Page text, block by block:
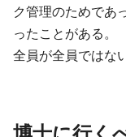
ク管理のためであ
ったことがある。
全員が全員ではな